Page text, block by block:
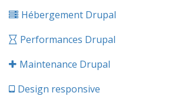
Hébergement Drupal
Performances Drupal
Maintenance Drupal
Design responsive